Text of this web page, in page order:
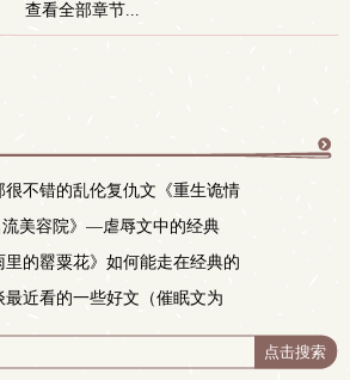
查看全部章节...
很不错的乱伦复仇文《重生诡情
之屌男复仇计》
流美容院》—虐辱文中的经典
里的罂粟花》如何能走在经典的
路上
最近看的一些好文（催眠文为
主）】